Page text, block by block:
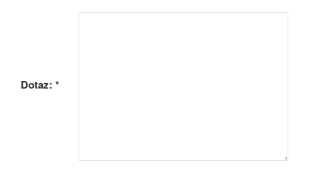
Dotaz: *